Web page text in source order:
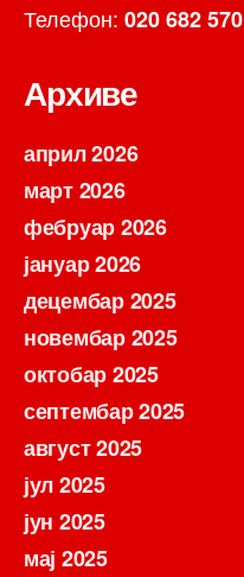
Телефон: 020 682 570
Архиве
април 2026
март 2026
фебруар 2026
јануар 2026
децембар 2025
новембар 2025
октобар 2025
септембар 2025
август 2025
јул 2025
јун 2025
мај 2025